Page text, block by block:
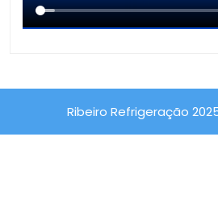
Ribeiro Refrigeração